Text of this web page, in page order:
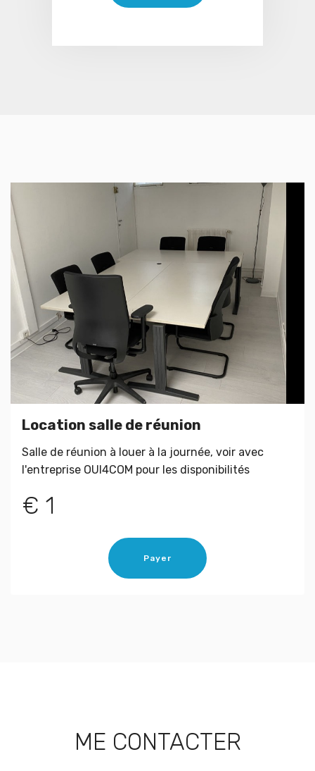
Location salle de réunion
Salle de réunion à louer à la journée, voir avec
l'entreprise OUI4COM pour les disponibilités
€ 1
Payer
ME CONTACTER